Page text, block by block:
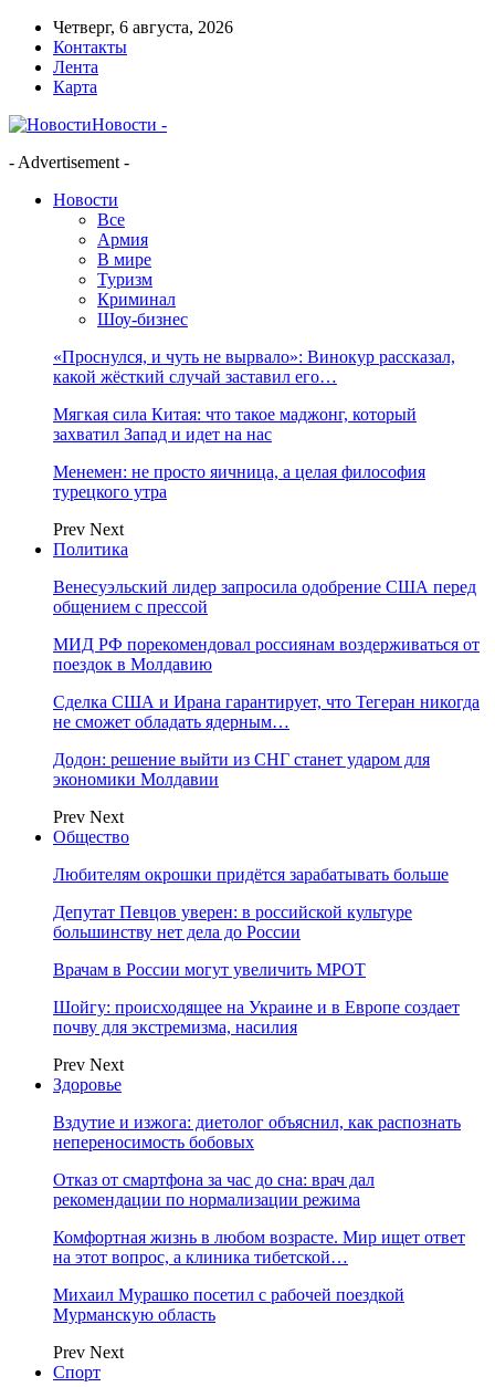
Четверг, 6 августа, 2026
Контакты
Лента
Карта
Новости -
- Advertisement -
Новости
Все
Армия
В мире
Туризм
Криминал
Шоу-бизнес
«Проснулся, и чуть не вырвало»: Винокур рассказал,
какой жёсткий случай заставил его…
Мягкая сила Китая: что такое маджонг, который
захватил Запад и идет на нас
Менемен: не просто яичница, а целая философия
турецкого утра
Prev Next
Политика
Венесуэльский лидер запросила одобрение США перед
общением с прессой
МИД РФ порекомендовал россиянам воздерживаться от
поездок в Молдавию
Сделка США и Ирана гарантирует, что Тегеран никогда
не сможет обладать ядерным…
Додон: решение выйти из СНГ станет ударом для
экономики Молдавии
Prev Next
Общество
Любителям окрошки придётся зарабатывать больше
Депутат Певцов уверен: в российской культуре
большинству нет дела до России
Врачам в России могут увеличить МРОТ
Шойгу: происходящее на Украине и в Европе создает
почву для экстремизма, насилия
Prev Next
Здоровье
Вздутие и изжога: диетолог объяснил, как распознать
непереносимость бобовых
Отказ от смартфона за час до сна: врач дал
рекомендации по нормализации режима
Комфортная жизнь в любом возрасте. Мир ищет ответ
на этот вопрос, а клиника тибетской…
Михаил Мурашко посетил с рабочей поездкой
Мурманскую область
Prev Next
Спорт